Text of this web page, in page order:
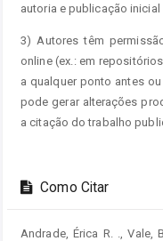
autoria e publicação inicial
3) Autores têm
online (ex.: em
a qualquer ponto antes
pode gerar alterações
a citação do trabalho
Como Citar
Andrade, Érica R. ., Vale,